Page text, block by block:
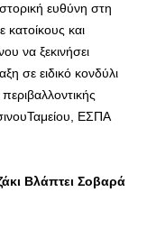
ευθύνη στη
κατοίκους και
να ξεκινήσει
σε ειδικό κονδύλι
ΕΣΠΑ
Βλάπτει Σοβαρά